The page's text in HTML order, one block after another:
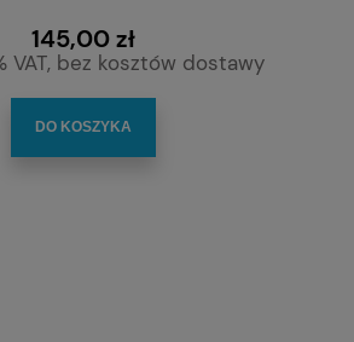
145,00 zł
VAT, bez kosztów dostawy
DO KOSZYKA